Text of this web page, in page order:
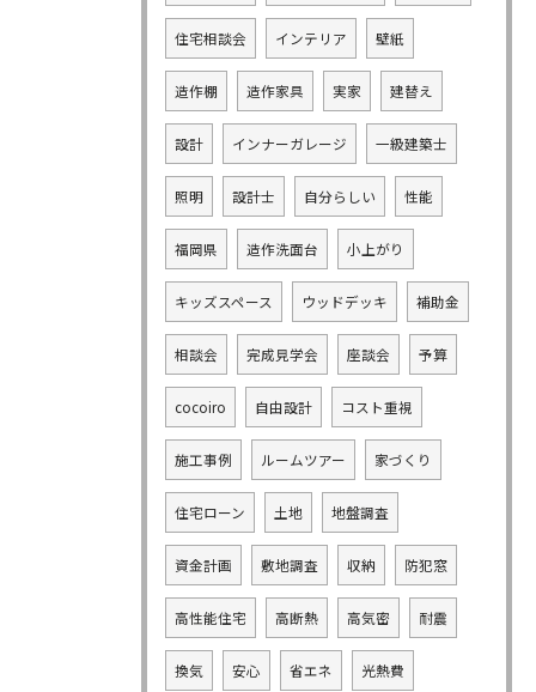
住宅相談会 インテリア 壁紙
造作棚 造作家具 実家 建替え
設計 インナーガレージ 一級建築士
照明 設計士 自分らしい 性能
福岡県 造作洗面台 小上がり
キッズスペース ウッドデッキ 補助金
相談会 完成見学会 座談会 予算
cocoiro 自由設計 コスト重視
施工事例 ルームツアー 家づくり
住宅ローン 土地 地盤調査
資金計画 敷地調査 収納 防犯窓
高性能住宅 高断熱 高気密 耐震
換気 安心 省エネ 光熱費